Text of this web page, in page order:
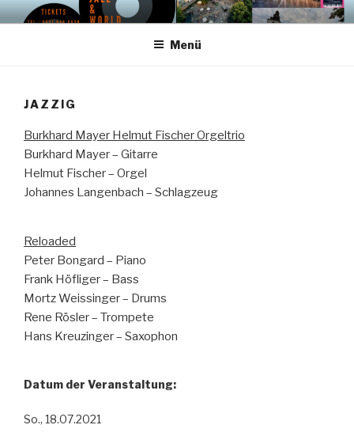
Zum
InhaltPIANO PIANO FESTIVAL –
COMING SOON –
Künstlerische Leitung – uwe hager – mail: info@o-tonemusic.de
Menü
JAZZIG
Burkhard Mayer Helmut Fischer Orgeltrio
Burkhard Mayer – Gitarre
Helmut Fischer – Orgel
Johannes Langenbach – Schlagzeug
Reloaded
Peter Bongard – Piano
Frank Höfliger – Bass
Mortz Weissinger – Drums
Rene Rösler – Trompete
Hans Kreuzinger – Saxophon
Datum der Veranstaltung:
So., 18.07.2021